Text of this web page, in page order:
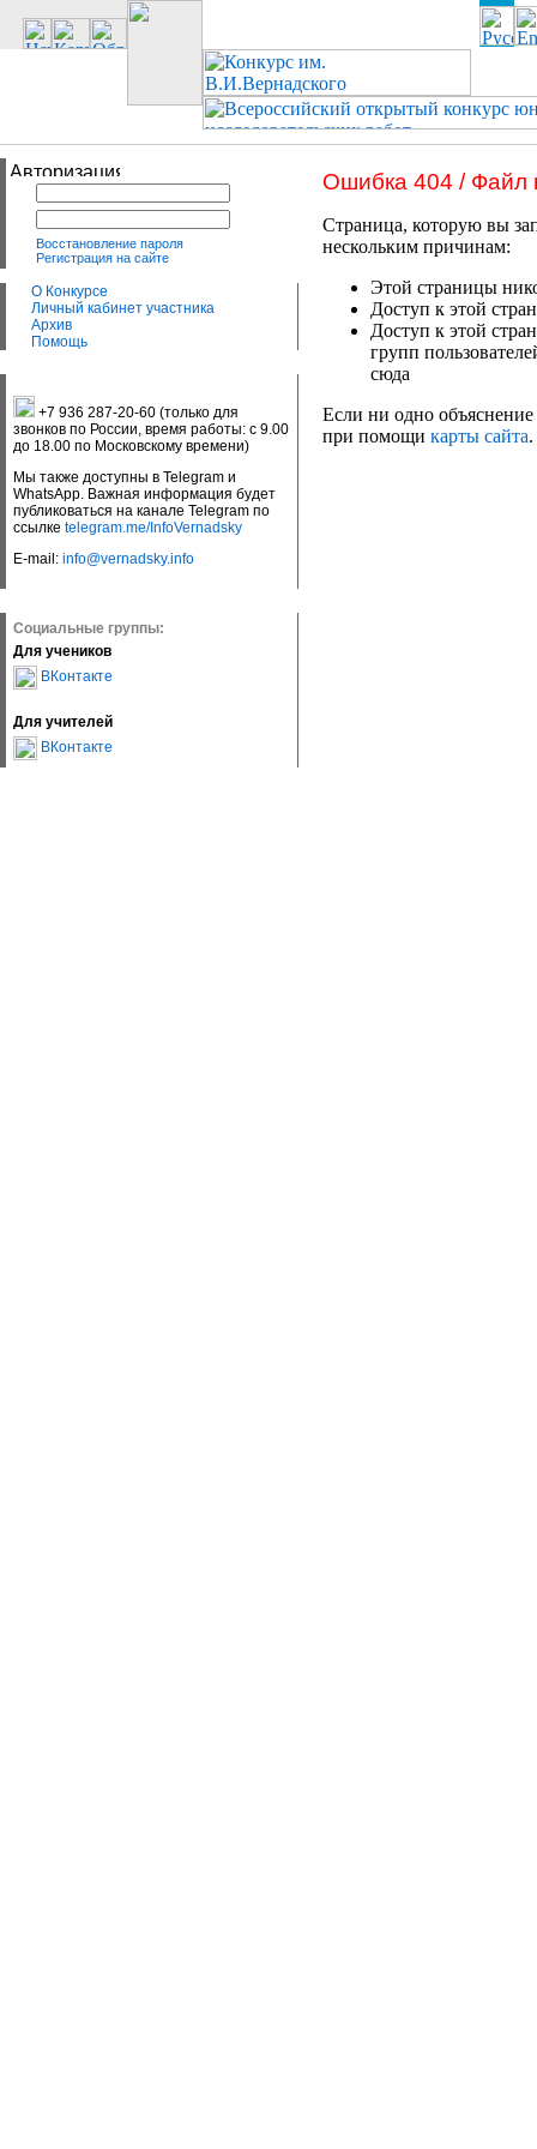
Восстановление пароля
Регистрация на сайте
О Конкурсе
Личный кабинет участника
Архив
Помощь
+7 936 287-20-60 (только для
звонков по России, время работы: с 9.00
до 18.00 по Московскому времени)
Мы также доступны в Telegram и
WhatsApp. Важная информация будет
публиковаться на канале Telegram по
ссылке telegram.me/InfoVernadsky
E-mail: info@vernadsky.info
Социальные группы:
Для учеников
ВКонтакте
Для учителей
ВКонтакте
Ошибка 404 / Файл
Страница, которую вы
нескольким причинам:
Этой страницы
Доступ к этой
Доступ к этой
групп
сюда
Если ни одно объяснение
при помощи карты сайта.